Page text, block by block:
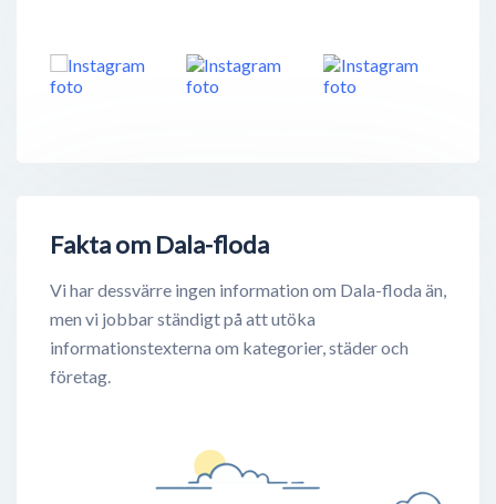
Fakta om Dala-floda
Vi har dessvärre ingen information om Dala-floda än,
men vi jobbar ständigt på att utöka
informationstexterna om kategorier, städer och
företag.